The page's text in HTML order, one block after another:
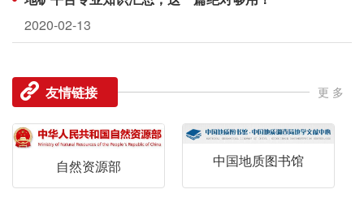
2020-02-13
友情链接 更 多
自然资源部 中国地质图书馆